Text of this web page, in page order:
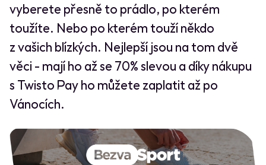
vyberete přesně to prádlo, po kterém
toužíte. Nebo po kterém touží někdo
z vašich blízkých. Nejlepší jsou na tom dvě
věci - mají ho až se 70% slevou a díky nákupu
s Twisto Pay ho můžete zaplatit až po
Vánocích.